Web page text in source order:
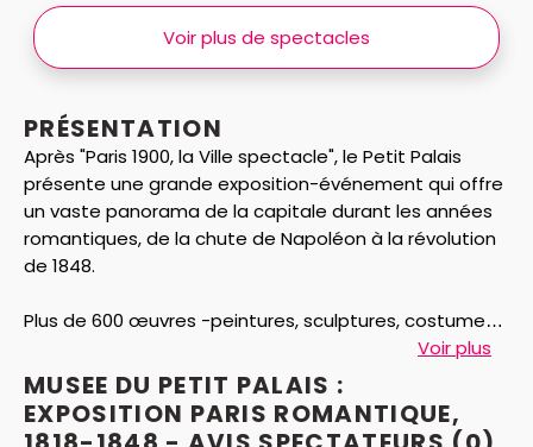
PRÉSENTATION
Après "Paris 1900, la Ville spectacle", le Petit Palais
présente une grande exposition-événement qui offre
un vaste panorama de la capitale durant les années
romantiques, de la chute de Napoléon à la révolution
de 1848.
Plus de 600 œuvres -peintures, sculptures, costumes,
objets d’art et mobilier- plongent le visiteur dans le
bouillonnement artistique, culturel et politique de
cette époque. Grâce à une scénographie immersive,
le parcours invite à une promenade dans la capitale à
Voir plus
Voir plus de spectacles
MUSEE DU PETIT PALAIS :
EXPOSITION PARIS ROMANTIQUE,